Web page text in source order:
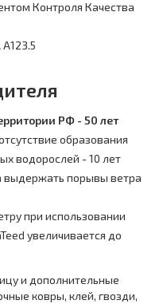
Контроля Качества
РФ - 50 лет
образования
водорослей - 10 лет
выдержать порывы ветра
при использовании
увеличивается до
и дополнительные
ковры, клей, гвозди,